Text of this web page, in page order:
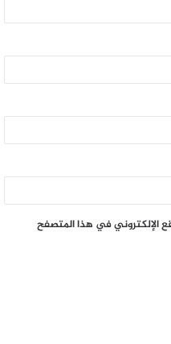
الإلكتروني في هذا المتصفح